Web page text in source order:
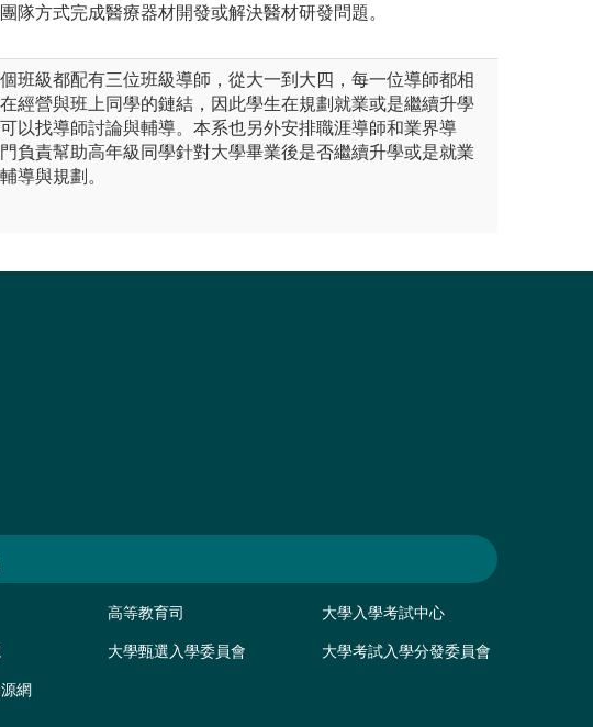
隊方式完成醫療器材開發或解決醫材研發問題。
班級都配有三位班級導師，從大一到大四，每一位導師都相
經營與班上同學的鏈結，因此學生在規劃就業或是繼續升學
以找導師討論與輔導。本系也另外安排職涯導師和業界導
負責幫助高年級同學針對大學畢業後是否繼續升學或是就業
導與規劃。
高等教育司 大學入學考試中心
大學甄選入學委員會 大學考試入學分發委員會
網